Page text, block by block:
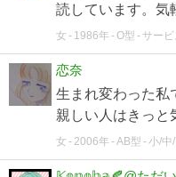
読しています。気
女 1986年 O型 サー
恋奈
生まれ変わった私
親しい人はきっと
女 2006年 AB型 小/中